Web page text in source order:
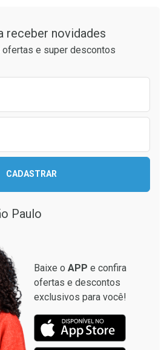
Laboratório
Comprar sem Desconto
Por Menos
Comprar sem Desconto
receber novidades
ofertas e super descontos
CADASTRAR
Paulo
Baixe o APP e confira
ofertas e descontos
exclusivos para você!